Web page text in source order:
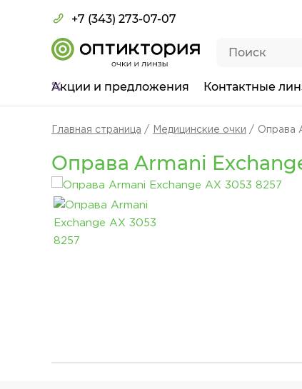
+7 (343) 273-07-07
Акции и предложения Контактные
Главная страница Медицинские очки Оправа
Оправа Armani